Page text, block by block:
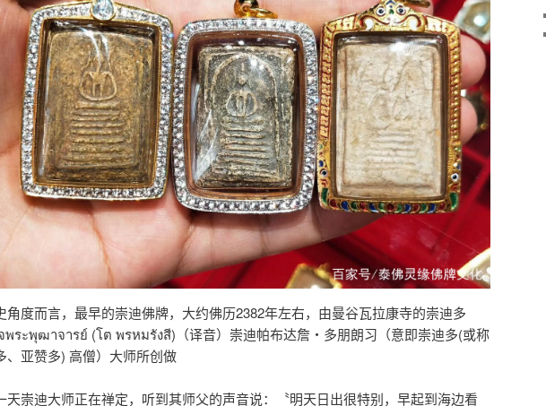
角度而言，最早的崇迪佛牌，大约佛历2382年左右，由曼谷瓦拉康寺的崇迪多
พระพุฒาจารย์ (โต พรหมรังสี)（译音）崇迪帕布达詹‧多朋朗习（意即崇迪多(或称
、亚赞多) 高僧）大师所创做
天崇迪大师正在禅定，听到其师父的声音说：〝明天日出很特别，早起到海边看